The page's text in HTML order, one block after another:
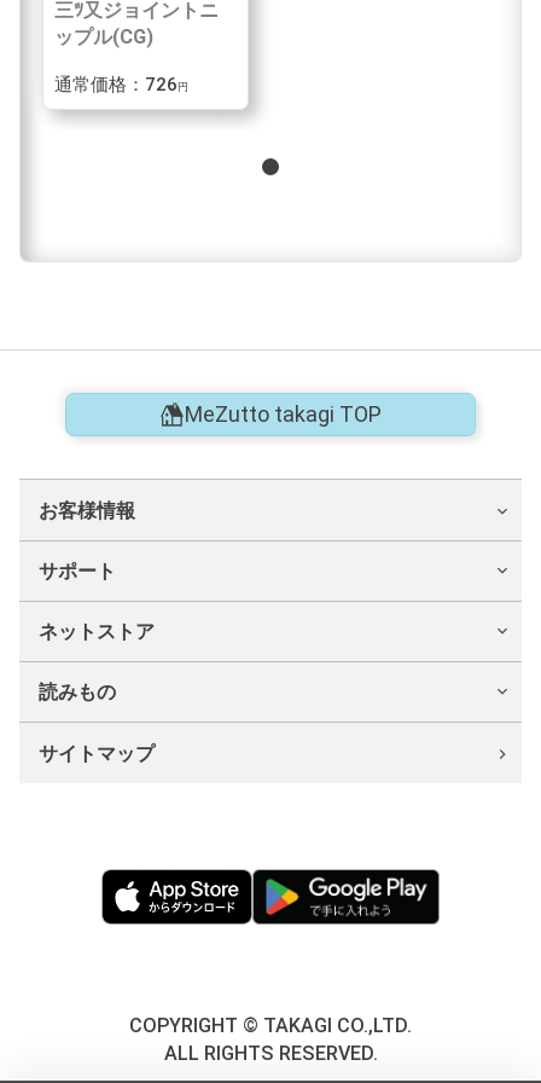
三ﾂ又ジョイントニ
ップル(CG)
通常価格：726円
MeZutto takagi TOP
お客様情報
サポート
ネットストア
読みもの
サイトマップ
COPYRIGHT © TAKAGI CO.,LTD.
ALL RIGHTS RESERVED.